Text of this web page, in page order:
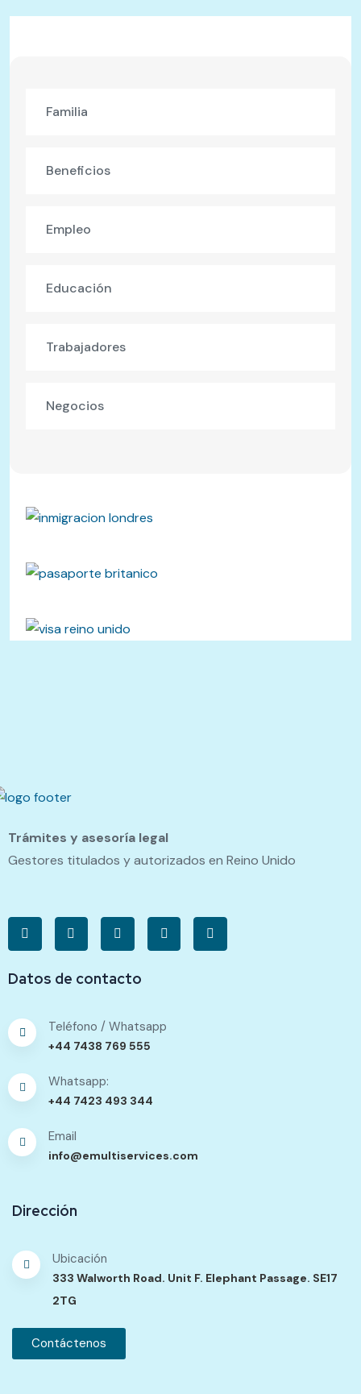
Familia
Beneficios
Empleo
Educación
Trabajadores
Negocios
Trámites y asesoría legal
Gestores titulados y autorizados en Reino Unido
Datos de contacto
Teléfono / Whatsapp
+44 7438 769 555
Whatsapp:
+44 7423 493 344
Email
info@emultiservices.com
Dirección
Ubicación
333 Walworth Road. Unit F. Elephant Passage. SE17
2TG
Contáctenos